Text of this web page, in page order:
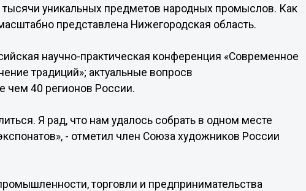
уникальных предметов народных промыслов. Как
представлена Нижегородская область.
научно-практическая конференция «Современное
традиций»; актуальные вопросв
чем 40 регионов России.
Я рад, что нам удалось собрать в одном месте
- отметил член Союза художников России
торговли и предпринимательства